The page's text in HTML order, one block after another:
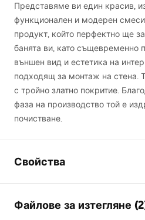
Представяме ви един красив,
функционален и модерен
продукт, който перфектно ще
банята ви, като същевременно
външен вид и естетика на
подходящ за монтаж на стена.
с тройно златно покритие.
фаза на производство той е
почистване.
Свойства
Начин на монтаж
Файлове за изтегляне